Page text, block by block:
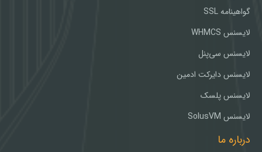
گواهینامه SSL
لایسنس WHMCS
لایسنس سی‌پنل
لایسنس دایرکت ادمین
لایسنس پلسک
لایسنس SolusVM
درباره ما